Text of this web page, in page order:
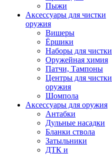
Пыжи
Аксессуары для чистки
оружия
Вишеры
Ёршики
Наборы для чистки
Оружейная химия
Патчи, Тампоны
Центры для чистки
оружия
Шомпола
Аксессуары для оружия
Антабки
Дульные насадки
Бланки ствола
Затыльники
ДТК и